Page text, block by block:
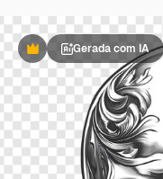
PremiumGerada com IA